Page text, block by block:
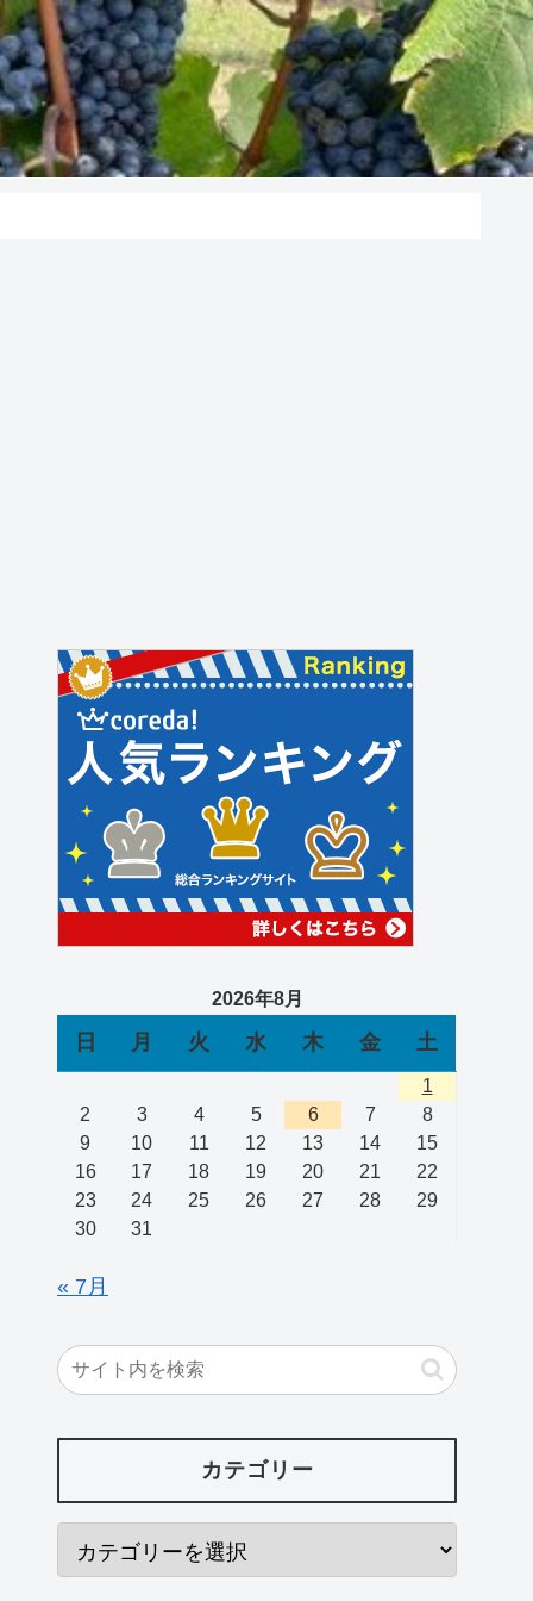
2026年8月
日 月 火 水 木 金 土
1
2
3 4 5 6 7
8
9
10 11 12 13 14
15
16
17 18 19 20 21
22
23
24 25 26 27 28
29
30
31
« 7月
カテゴリー